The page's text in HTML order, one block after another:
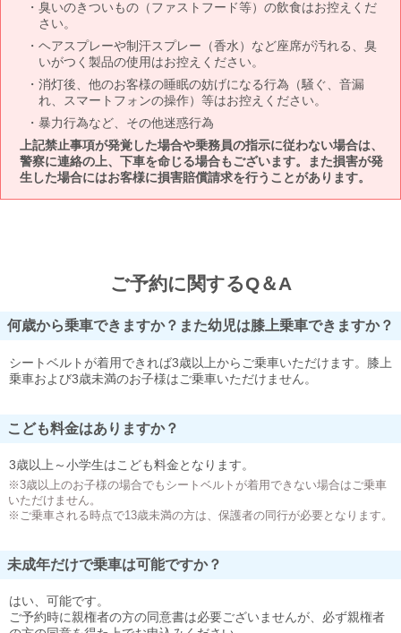
臭いのきついもの（ファストフード等）の飲食はお控えくだ
さい。
ヘアスプレーや制汗スプレー（香水）など座席が汚れる、臭
いがつく製品の使用はお控えください。
消灯後、他のお客様の睡眠の妨げになる行為（騒ぐ、音漏
れ、スマートフォンの操作）等はお控えください。
暴力行為など、その他迷惑行為
上記禁止事項が発覚した場合や乗務員の指示に従わない場合は、
警察に連絡の上、下車を命じる場合もございます。また損害が発
生した場合にはお客様に損害賠償請求を行うことがあります。
ご予約に関するQ＆A
何歳から乗車できますか？また幼児は膝上乗車できますか？
シートベルトが着用できれば3歳以上からご乗車いただけます。膝上
乗車および3歳未満のお子様はご乗車いただけません。
こども料金はありますか？
3歳以上～小学生はこども料金となります。
※3歳以上のお子様の場合でもシートベルトが着用できない場合はご乗車
いただけません。
※ご乗車される時点で13歳未満の方は、保護者の同行が必要となります。
未成年だけで乗車は可能ですか？
はい、可能です。
ご予約時に親権者の方の同意書は必要ございませんが、必ず親権者